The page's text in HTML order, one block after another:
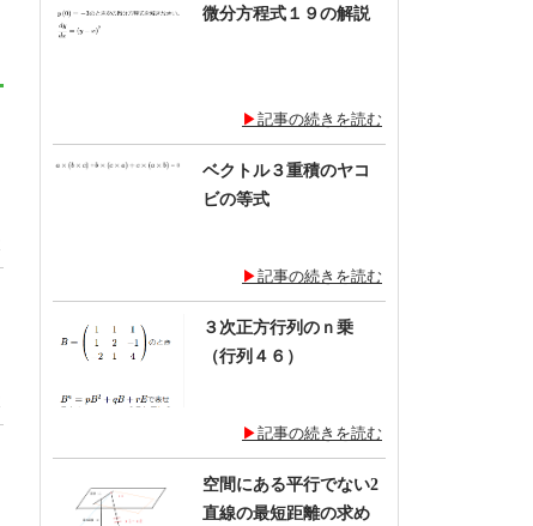
微分方程式１９の解説
記事の続きを読む
ベクトル３重積のヤコ
ビの等式
記事の続きを読む
３次正方行列のｎ乗
（行列４６）
記事の続きを読む
空間にある平行でない2
直線の最短距離の求め